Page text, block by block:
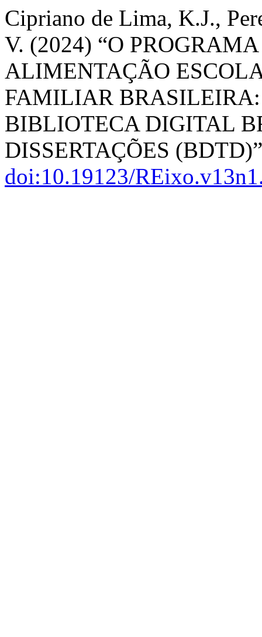
Cipriano de Lima, K.J.,
V. (2024) “O
ALIMENTAÇÃO
FAMILIAR
BIBLIOTECA DIGITAL
DISSERTAÇÕES
doi:10.19123/